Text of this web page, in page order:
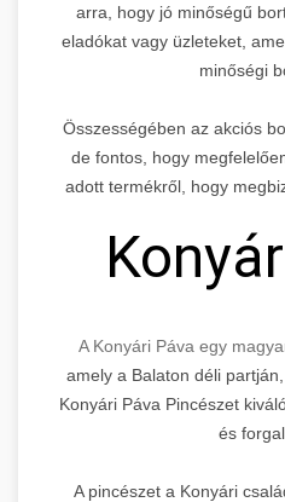
arra, hogy jó minőségű
eladókat vagy üzleteket,
minőségi
Összességében az akciós
de fontos, hogy
adott termékről, hogy
A Konyári Páva egy
amely a Balaton déli
Konyári Páva Pincészet
és
A pincészet a Konyári